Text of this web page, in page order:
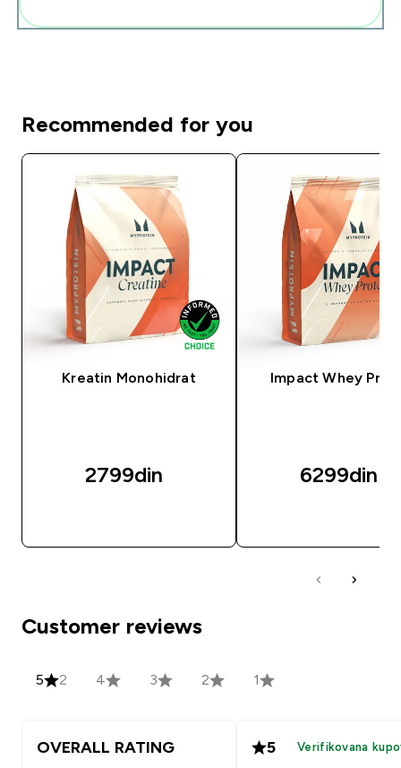
Recommended for you
Kreatin Monohidrat
2799din‎
Impact Whey
6299din‎
Customer reviews
5 2 4 3 2 1
OVERALL RATING 5 Verifikovana